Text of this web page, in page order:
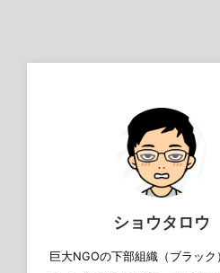
ショウタロウ
巨大NGOの下部組織（ブラック